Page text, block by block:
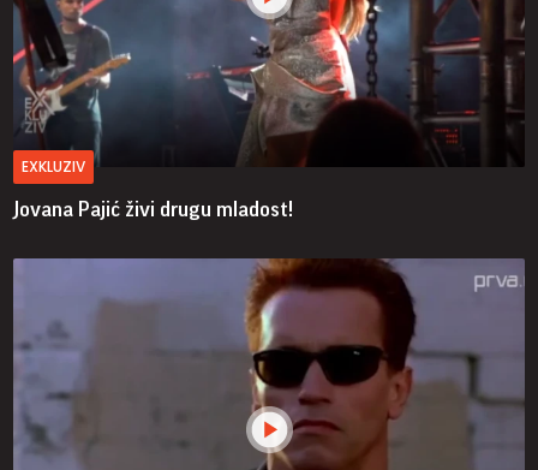
EXKLUZIV
Jovana Pajić živi drugu mladost!